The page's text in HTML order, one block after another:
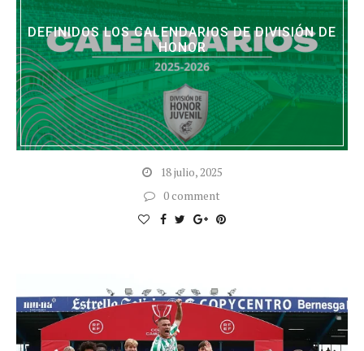
DEFINIDOS LOS CALENDARIOS DE DIVISIÓN DE
HONOR
18 julio, 2025
0 comment